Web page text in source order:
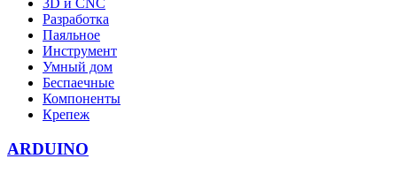
3D и CNC
Разработка
Паяльное
Инструмент
Умный дом
Беспаечные
Компоненты
Крепеж
ARDUINO